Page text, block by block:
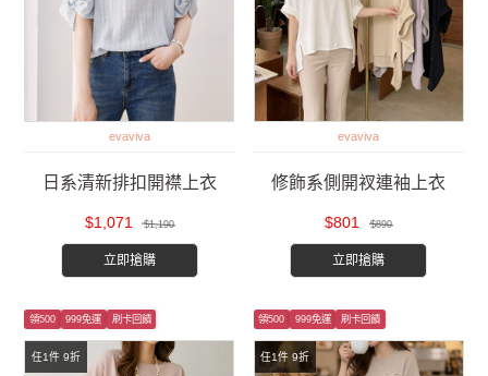
evaviva
日系清新排扣開襟上衣
$1,071 $1,190
立即搶購
evaviva
修飾系側開衩連袖上衣
$801 $890
立即搶購
任1件 9折
領500 999免運 刷卡回饋
任1件 9折
領500 999免運 刷卡回饋